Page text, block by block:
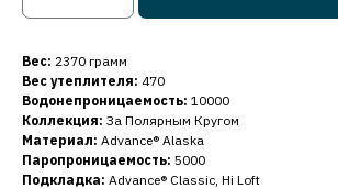
Вес: 2370 грамм
Вес утеплителя: 470
Водонепроницаемость: 10000
Коллекция: За Полярным Кругом
Материал: Advance® Alaska
Паропроницаемость: 5000
Подкладка: Advance® Classic, Hi Loft